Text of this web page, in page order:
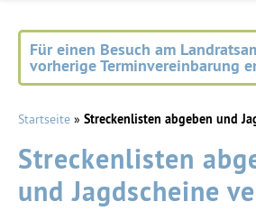
Für einen Besuch am
vorherige Terminvereinbarung
Startseite » Streckenlisten abgeben und
Streckenlisten
und Jagdscheine